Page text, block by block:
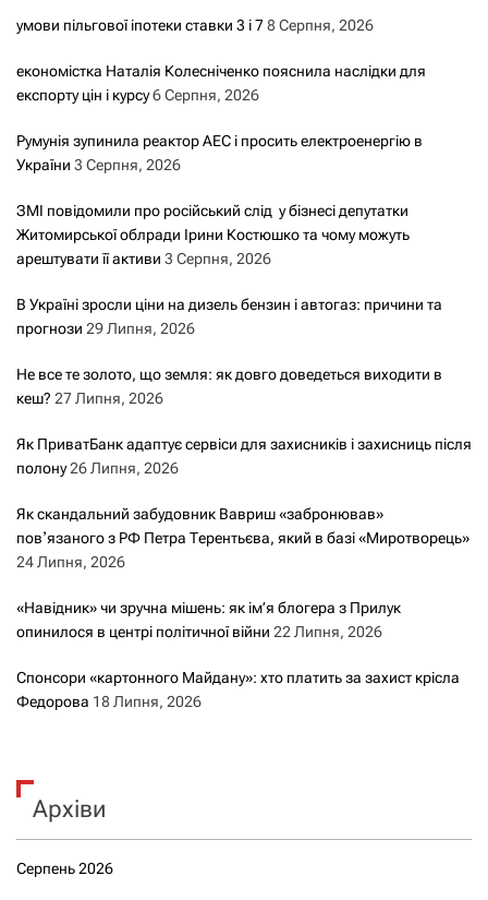
умови пільгової іпотеки ставки 3 і 78 Серпня, 2026
економістка Наталія Колесніченко пояснила наслідки для
експорту цін і курсу6 Серпня, 2026
Румунія зупинила реактор АЕС і просить електроенергію в
України 3 Серпня, 2026
ЗМІ повідомили про російський слід у бізнесі депутатки
Житомирської облради Ірини Костюшко та чому можуть
арештувати її активи 3 Серпня, 2026
В Україні зросли ціни на дизель бензин і автогаз: причини та
прогнози 29 Липня, 2026
Не все те золото, що земля: як довго доведеться виходити в
кеш? 27 Липня, 2026
Як ПриватБанк адаптує сервіси для захисників і захисниць після
полону26 Липня, 2026
Як скандальний забудовник Вавриш «забронював»
повʼязаного з РФ Петра Терентьєва, який в базі «Миротворець»
24 Липня, 2026
«Навідник» чи зручна мішень: як ім’я блогера з Прилук
опинилося в центрі політичної війни 22 Липня, 2026
Спонсори «картонного Майдану»: хто платить за захист крісла
Федорова 18 Липня, 2026
Архіви
Серпень 2026